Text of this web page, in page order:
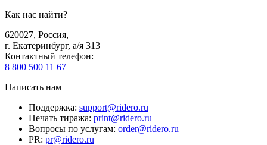
Как нас найти?
620027, Россия,
г. Екатеринбург, а/я 313
Контактный телефон:
8 800 500 11 67
Написать нам
Поддержка: support@ridero.ru
Печать тиража: print@ridero.ru
Вопросы по услугам: order@ridero.ru
PR: pr@ridero.ru